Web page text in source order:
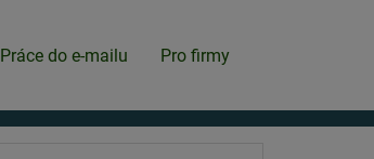
Práce do e-mailu Pro firmy